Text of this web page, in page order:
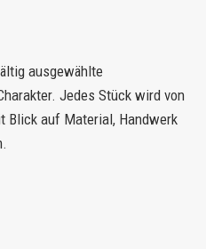
ausgewählte
Jedes Stück wird von
Blick auf Material, Handwerk